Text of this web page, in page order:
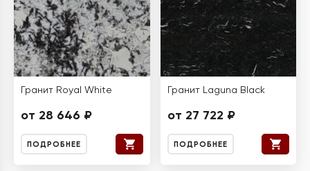
Гранит Royal White
от 28 646 ₽
ПОДРОБНЕЕ
Гранит Laguna Black
от 27 722 ₽
ПОДРОБНЕЕ